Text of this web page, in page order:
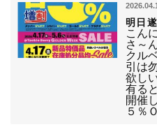
明日
こん
さ～
クル
引は
欲し
有る
開催
５％